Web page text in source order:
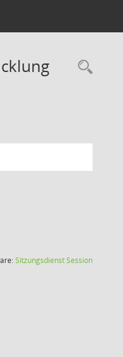
SitzungsdienstSession(Wird in